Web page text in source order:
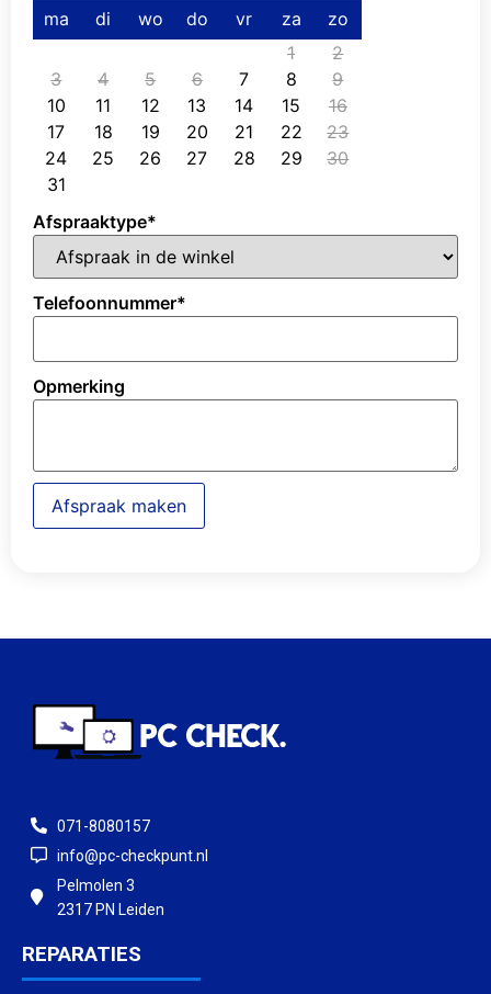
ma di wo do vr za
zo
1
2
3
4 5 6 7 8
9
10
11 12 13 14 15
16
17
18 19 20 21 22
23
24
25 26 27 28 29
30
31
Afspraaktype*
Telefoonnummer*
Opmerking
Afspraak maken
071-8080157
info@pc-checkpunt.nl
Pelmolen 3
2317 PN Leiden
REPARATIES